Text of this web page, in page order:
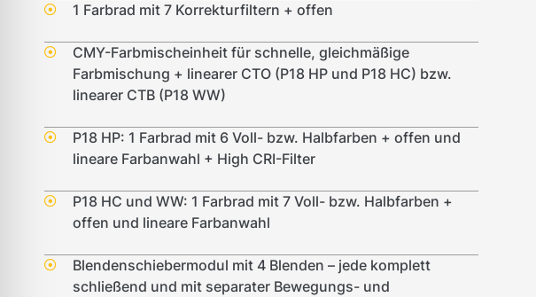
1 Farbrad mit 7 Korrekturfiltern + offen
CMY-Farbmischeinheit für schnelle, gleichmäßige
Farbmischung + linearer CTO (P18 HP und P18 HC) bzw.
linearer CTB (P18 WW)
P18 HP: 1 Farbrad mit 6 Voll- bzw. Halbfarben + offen und
lineare Farbanwahl + High CRI-Filter
P18 HC und WW: 1 Farbrad mit 7 Voll- bzw. Halbfarben +
offen und lineare Farbanwahl
Blendenschiebermodul mit 4 Blenden – jede komplett
schließend und mit separater Bewegungs- und